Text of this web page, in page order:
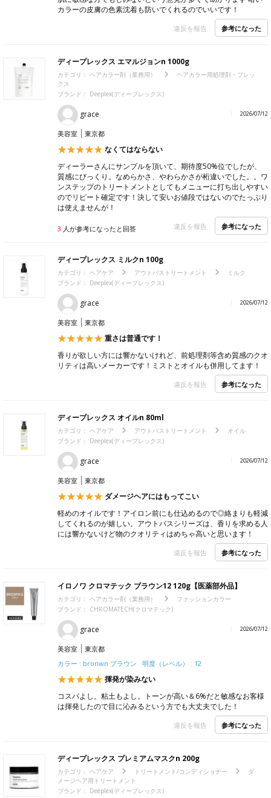
カラーの皮膚の色素沈着も防いでくれるのでいいです！
違反を報告 参考になった
ディープレックス エマルジョンn 1000g
カテゴリ： ヘアカラー剤（業務用）
ヘアカラー用処理剤・プレッ
クス
ブランド： Deeplex(ディープレックス)
grace 2026/07/12
美容室 東京都
なくてはならない
ディーラーさんにサンプルを頂いて、期待度50%位でしたが、
質感にびっくり。なめらかさ、やわらかさが桁違いでした。。ワ
ンステップのトリートメントとしてもメニューに打ち出しやすい
のでリピート確定です！決して安いお値段ではないのでたっぷり
は使えませんが！
3 人が参考になったと回答 違反を報告 参考になった
ディープレックス ミルクn 100g
カテゴリ： ヘアケア アウトバストリートメント
ミルク
ブランド： Deeplex(ディープレックス)
grace 2026/07/12
美容室 東京都
重さは普通です！
香りが欲しい方には響かないけれど、前処理剤等含め質感のクオ
リティは高いメーカーです！ミストとオイルも併用してます！
違反を報告 参考になった
ディープレックス オイルn 80ml
カテゴリ： ヘアケア アウトバストリートメント
オイル
ブランド： Deeplex(ディープレックス)
grace 2026/07/12
美容室 東京都
ダメージヘアにはもってこい
軽めのオイルです！アイロン前にも仕込めるので◎絡まりも軽減
してくれるのが嬉しい。アウトバスシリーズは、香りを求める人
には響かないけど物のクオリティはめちゃ高いと思います！
違反を報告 参考になった
イロノワ クロマテック ブラウン12 120g【医薬部外品】
カテゴリ： ヘアカラー剤（業務用）
ファッションカラー
ブランド： CHROMATECH(クロマテック)
grace 2026/07/12
美容室
東京都
カラー : bronwn ブラウン 明度（レベル） : 12
揮発が染みない
コスパよし。粘土もよし。トーンが高い＆6%だと敏感なお客様
は揮発したので目に沁みるという方でも大丈夫でした！
違反を報告 参考になった
ディープレックス プレミアムマスクn 200g
カテゴリ： ヘアケア トリートメント/コンディショナー
ダ
メージヘア用トリートメント
ブランド： Deeplex(ディープレックス)